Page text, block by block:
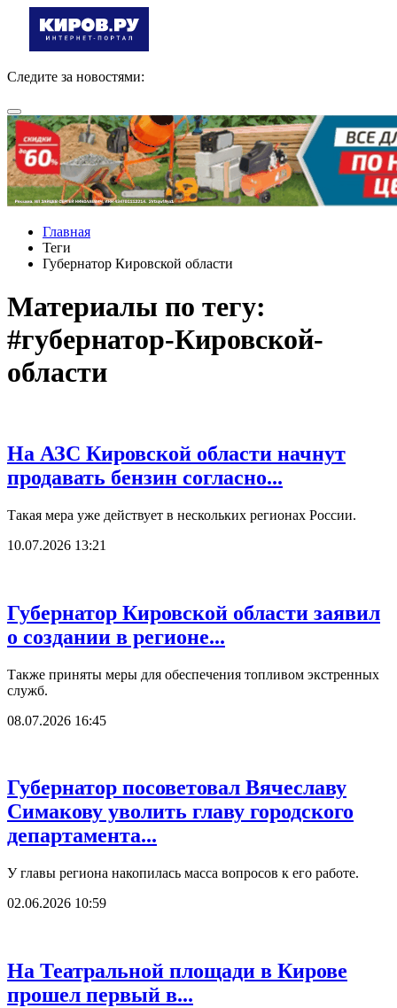
Следите за новостями:
Главная
Теги
Губернатор Кировской области
Материалы по тегу:
#губернатор-Кировской-
области
На АЗС Кировской области начнут
продавать бензин согласно...
Такая мера уже действует в нескольких регионах России.
10.07.2026 13:21
Губернатор Кировской области заявил
о создании в регионе...
Также приняты меры для обеспечения топливом экстренных
служб.
08.07.2026 16:45
Губернатор посоветовал Вячеславу
Симакову уволить главу городского
департамента...
У главы региона накопилась масса вопросов к его работе.
02.06.2026 10:59
На Театральной площади в Кирове
прошел первый в...